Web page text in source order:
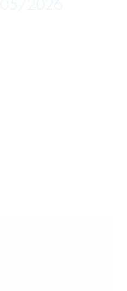
05/2026